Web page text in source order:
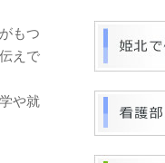
もつ
えで
や就